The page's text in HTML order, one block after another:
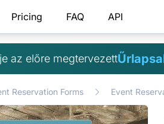
Pricing FAQ API
az előre megtervezett
Reservation Forms Event